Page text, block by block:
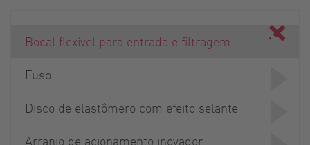
Bocal flexível para entrada e filtragem
Fuso
Disco de elastômero com efeito selante
Arranjo de acionamento inovador